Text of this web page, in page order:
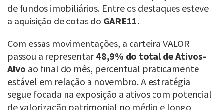
de fundos imobiliários. Entre os destaques esteve
a aquisição de cotas do GARE11.
Com essas movimentações, a carteira VALOR
passou a representar48,9% do total de Ativos-
Alvo ao final do mês, percentual praticamente
estável em relação a novembro. A estratégia
segue focada na exposição a ativos com potencial
de valorização patrimonial no médio e longo